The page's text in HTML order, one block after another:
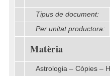
Tipus de document:
Per unitat productora:
Matèria
Astrologia – Còpies –